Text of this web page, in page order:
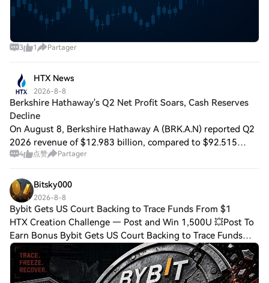
3 1 Partager
HTX News
2026-8-8
Berkshire Hathaway's Q2 Net Profit Soars, Cash Reserves
Decline
On August 8, Berkshire Hathaway A (BRK.A.N) reported Q2
2026 revenue of $12.983 billion, compared to $92.515
billion in the same period last year; Q2 net profit
4 点赞 Partager
Bitsky000
2026-8-8
Bybit Gets US Court Backing to Trace Funds From $1
HTX Creation Challenge — Post and Win 1,500U 💥Post To
Earn Bonus Bybit Gets US Court Backing to Trace Funds
From $1.5B North Korea-Linked Hack Bybit has secured US
court backing to trace funds tied to